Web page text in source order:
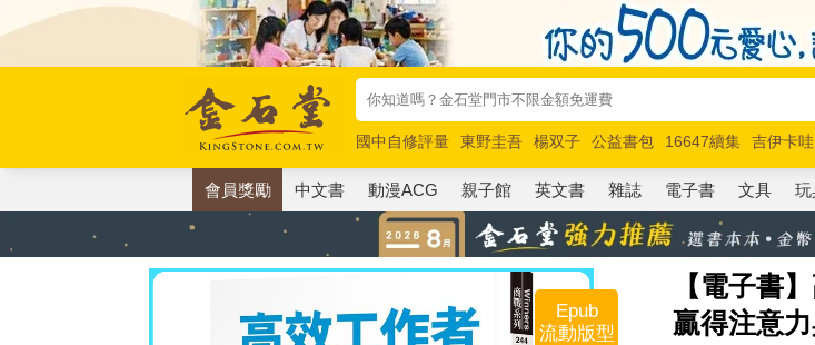
國中自修評量 東野圭吾 楊双子 公益書包 16647續集 吉伊卡哇
唯紅花綻放
奧德賽 路邊攤新作 馬斯克 玩具總動員5 超慢跑
會員獎勵 中文書 動漫ACG 親子館 英文書 雜誌 電子書 文具 玩
【電子書
贏得注意
Epub
流動版型